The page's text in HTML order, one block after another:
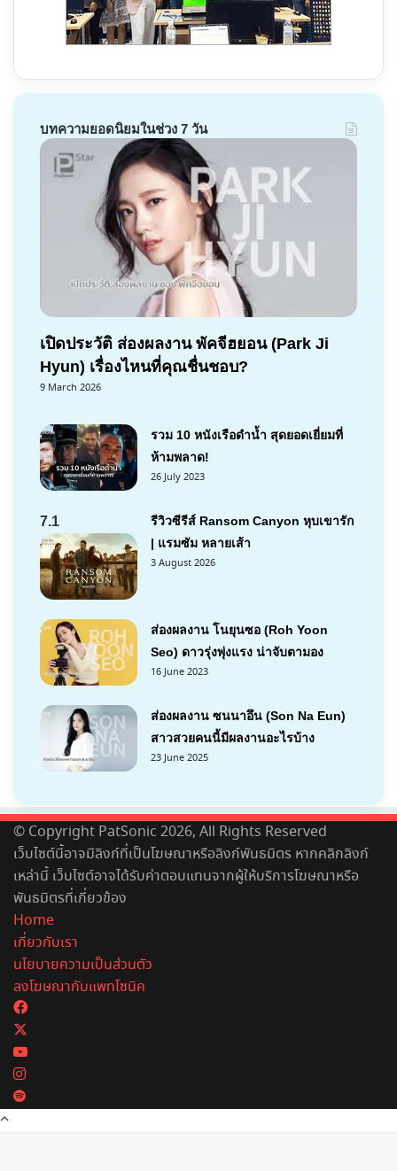
บทความยอดนิยมในช่วง 7 วัน
เปิดประวัติ ส่องผลงาน พัคจีฮยอน (Park Ji
Hyun) เรื่องไหนที่คุณชื่นชอบ?
9 March 2026
รวม 10 หนังเรือดำน้ำ สุดยอดเยี่ยมที่
ห้ามพลาด!
26 July 2023
7.1
รีวิวซีรีส์ Ransom Canyon หุบเขารัก
| แรมซัม หลายเส้า
3 August 2026
ส่องผลงาน โนยุนซอ (Roh Yoon
Seo) ดาวรุ่งพุ่งแรง น่าจับตามอง
16 June 2023
ส่องผลงาน ซนนาอึน (Son Na Eun)
สาวสวยคนนี้มีผลงานอะไรบ้าง
23 June 2025
© Copyright PatSonic 2026, All Rights Reserved
เว็บไซต์นี้อาจมีลิงก์ที่เป็นโฆษณาหรือลิงก์พันธมิตร หากคลิกลิงก์
เหล่านี้ เว็บไซต์อาจได้รับค่าตอบแทนจากผู้ให้บริการโฆษณาหรือ
พันธมิตรที่เกี่ยวข้อง
Home
เกี่ยวกับเรา
นโยบายความเป็นส่วนตัว
ลงโฆษณากับแพทโซนิค